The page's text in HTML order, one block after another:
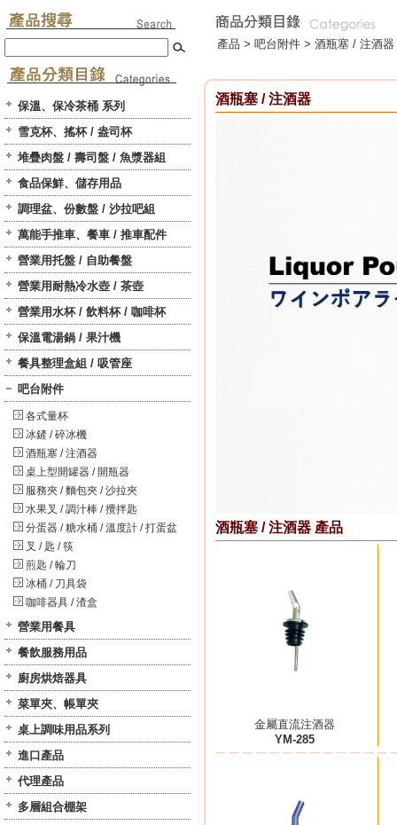
保溫、保冷茶桶 系列
雪克杯、搖杯 / 盎司杯
堆疊肉盤 / 壽司盤 / 魚漿器組
食品保鮮、儲存用品
調理盆、份數盤 / 沙拉吧組
萬能手推車、餐車 / 推車配件
營業用托盤 / 自助餐盤
營業用耐熱冷水壺 / 茶壺
營業用水杯 / 飲料杯 / 咖啡杯
保溫電湯鍋 / 果汁機
餐具整理盒組 / 吸管座
吧台附件
各式量杯
冰鏟 / 碎冰機
酒瓶塞 / 注酒器
桌上型開罐器 / 開瓶器
服務夾 / 麵包夾 / 沙拉夾
水果叉 / 調汁棒 / 攪拌匙
分蛋器 / 糖水桶 / 溫度計 / 打蛋盆
叉 / 匙 / 筷
煎匙 / 輪刀
冰桶 / 刀具袋
咖啡器具 / 渣盒
營業用餐具
餐飲服務用品
廚房烘焙器具
菜單夾、帳單夾
桌上調味用品系列
進口產品
代理產品
多層組合棚架
產品 > 吧台附件 > 酒瓶塞 / 注酒器
酒瓶塞 / 注酒器
酒瓶塞 / 注酒器 產品
金屬直流注酒器
YM-285